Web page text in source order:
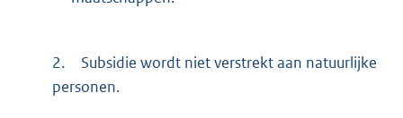
2.
Subsidie wordt niet verstrekt aan natuurlijke
personen.